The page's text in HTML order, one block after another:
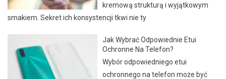
kremową strukturą i wyjątkowym
smakiem. Sekret ich konsystencji tkwi nie ty
Jak Wybrać Odpowiednie Etui
Ochronne Na Telefon?
Wybór odpowiedniego etui
ochronnego na telefon może być